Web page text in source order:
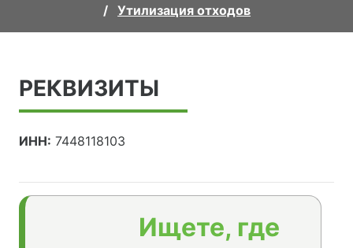
Утилизация отходов
РЕКВИЗИТЫ
ИНН: 7448118103
Ищете, где